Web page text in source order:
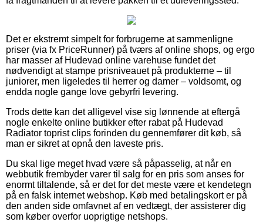
Det er ekstremt simpelt for forbrugerne at sammenligne
priser (via fx PriceRunner) på tværs af online shops, og ergo
har masser af Hudevad online varehuse fundet det
nødvendigt at stampe prisniveauet på produkterne – til
juniorer, men ligeledes til herrer og damer – voldsomt, og
endda nogle gange love gebyrfri levering.
Trods dette kan det alligevel vise sig lønnende at eftergå
nogle enkelte online butikker efter rabat på Hudevad
Radiator toprist clips forinden du gennemfører dit køb, så
man er sikret at opnå den laveste pris.
Du skal lige meget hvad være så påpasselig, at når en
webbutik frembyder varer til salg for en pris som anses for
enormt tiltalende, så er det for det meste være et kendetegn
på en falsk internet webshop. Køb med betalingskort er på
den anden side omfavnet af en vedtægt, der assisterer dig
som køber overfor uoprigtige netshops.